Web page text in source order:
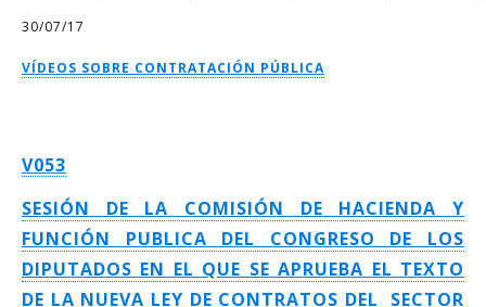
30/07/17
VÍDEOS SOBRE CONTRATACIÓN PÚBLICA
V053
SESIÓN DE LA COMISIÓN DE HACIENDA Y
FUNCIÓN PUBLICA DEL CONGRESO DE LOS
DIPUTADOS EN EL QUE SE APRUEBA EL TEXTO
DE LA NUEVA LEY DE CONTRATOS DEL SECTOR